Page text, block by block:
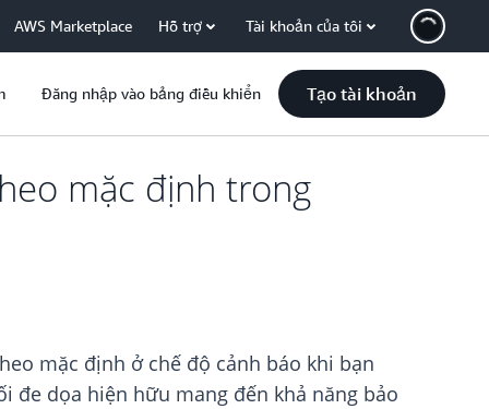
AWS Marketplace Hỗ trợ Tài khoản của tôi
Đăng nhập vào bảng điều khiển Tạo tài khoản
mặc định trong
mặc định ở chế độ cảnh báo khi bạn
đe dọa hiện hữu mang đến khả năng bảo